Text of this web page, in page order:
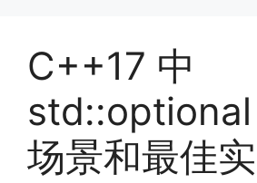
C++17 中
std::optional
场景和最佳